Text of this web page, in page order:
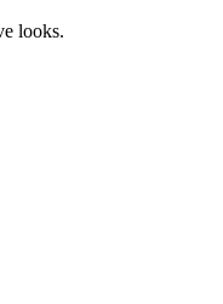
looks.